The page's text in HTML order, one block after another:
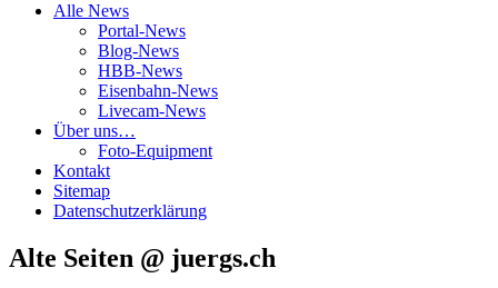
Alle News
Portal-News
Blog-News
HBB-News
Eisenbahn-News
Livecam-News
Über uns…
Foto-Equipment
Kontakt
Sitemap
Datenschutzerklärung
Alte Seiten @ juergs.ch